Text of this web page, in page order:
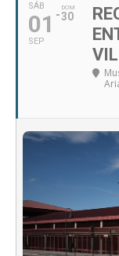
SÁB
01
SEP
DOM
30